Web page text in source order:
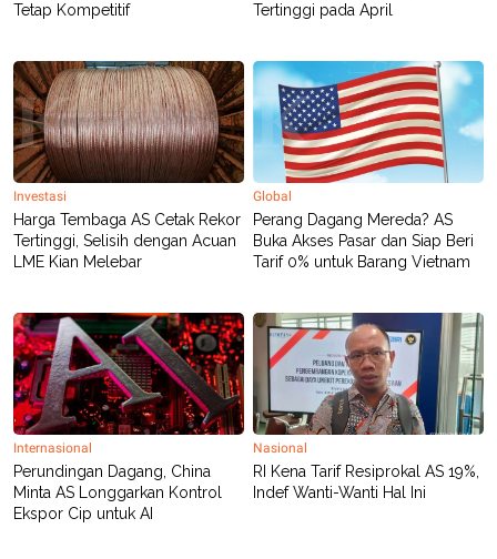
SITEMAPPROFILE
PEDOMAN
PEMBERITAAN
SIBER
PRIVACY
POLICY
Tetap Kompetitif
Tertinggi pada April
Investasi
Harga Tembaga AS Cetak Rekor
Tertinggi, Selisih dengan Acuan
LME Kian Melebar
Global
Perang Dagang Mereda? AS
Buka Akses Pasar dan Siap Beri
Tarif 0% untuk Barang Vietnam
Internasional
Perundingan Dagang, China
Minta AS Longgarkan Kontrol
Ekspor Cip untuk AI
Nasional
RI Kena Tarif Resiprokal AS 19%,
Indef Wanti-Wanti Hal Ini